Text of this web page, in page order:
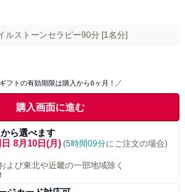
ルストーンセラピー90分 [1名分]
フトの有効期限は購入から6ヶ月！
購入画面に進む
ら選べます
8月10日(月) (5時間09分にご注文の場合)
び東北や近畿の一部地域除く